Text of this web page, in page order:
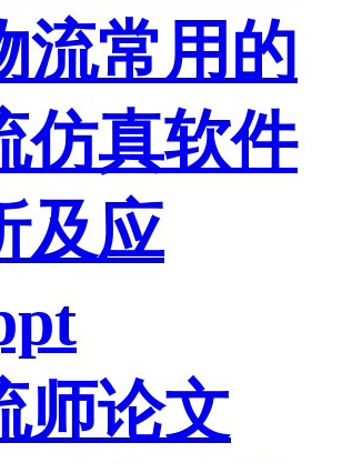
流常用的
仿真软件
及应
师论文